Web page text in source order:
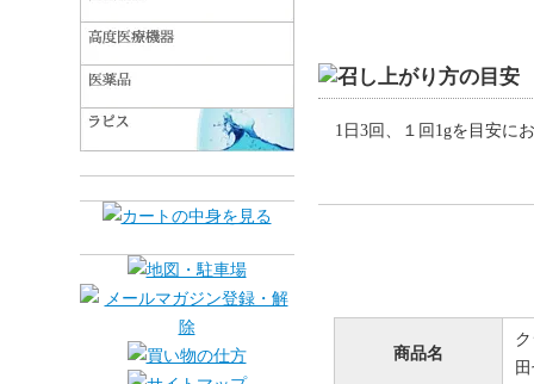
1日3回、１回1gを目安に
商品名